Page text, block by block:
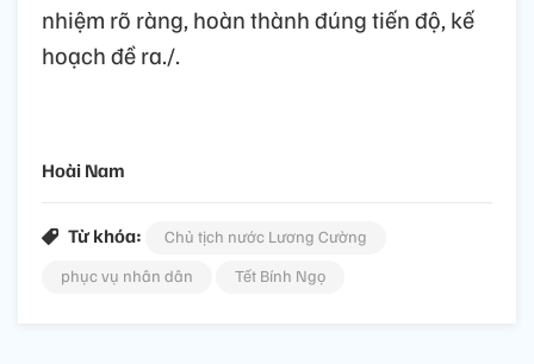
nhiệm rõ ràng, hoàn thành đúng tiến độ, kế
hoạch đề ra./.
Hoài Nam
Từ khóa:
Chủ tịch nước Lương Cường
phục vụ nhân dân
Tết Bính Ngọ